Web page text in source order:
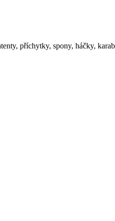
příchytky, spony, háčky,